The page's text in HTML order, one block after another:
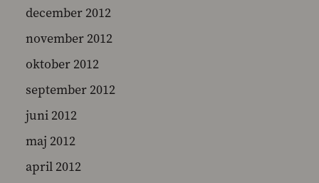
december 2012
november 2012
oktober 2012
september 2012
juni 2012
maj 2012
april 2012